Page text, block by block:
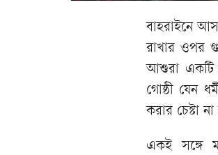
বাহরাইনে
রাখার ওপর
আশুরা একটি
গোষ্ঠী যেন
করার চেষ্টা
একই সঙ্গে